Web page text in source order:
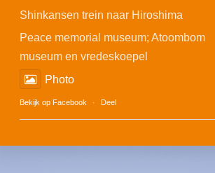
Shinkansen trein naar Hiroshima
Peace memorial museum; Atoombom
museum en vredeskoepel
Photo
Bekijk op Facebook · Deel